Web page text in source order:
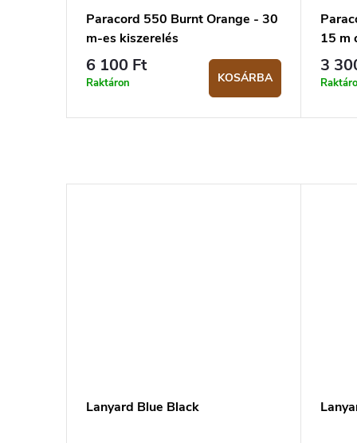
Paracord 550 Burnt Orange - 30
m-es kiszerelés
6 100 Ft
Raktáron KOSÁRBA
15 m
3
Lanyard Blue Black